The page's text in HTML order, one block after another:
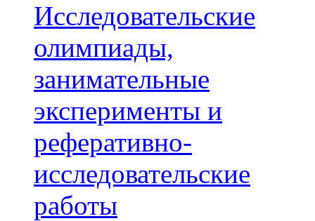
Исследовательские
олимпиады,
занимательные
эксперименты и
реферативно-
исследовательские
работы